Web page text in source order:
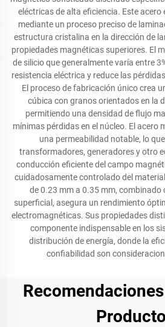
eléctricas de alta eficiencia. Este acero
mediante un proceso preciso de
estructura cristalina en la dirección de
propiedades magnéticas superiores. El
de silicio que generalmente varía entre
resistencia eléctrica y reduce las
El proceso de fabricación único crea
cúbica con granos orientados en la
permitiendo una densidad de flujo
mínimas pérdidas en el núcleo. El acero
una permeabilidad notable, lo
transformadores, generadores y otro
conducción eficiente del campo
cuidadosamente controlado del
de 0.23 mm a 0.35 mm, combinado
superficial, asegura un rendimiento
electromagnéticas. Sus propiedades
componente indispensable en los
distribución de energía, donde la
confiabilidad son